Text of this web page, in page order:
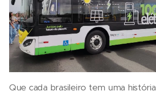
Que cada brasileiro tem uma